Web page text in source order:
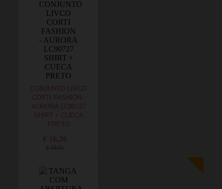
CONJUNTO LIVCO
CORTI FASHION -
AURORA LC90727
SHIRT + CUECA
PRETO
€ 16,26
€ 19,51